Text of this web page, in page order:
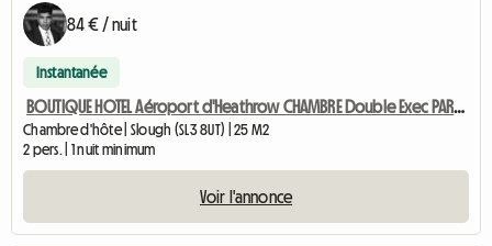
84 € / nuit
Instantanée
BOUTIQUE HOTEL Aéroport d'Heathrow CHAMBRE Double Exec PARKING GRATUIT
Chambre d'hôte | Slough (SL3 8UT) | 25 M2
2 pers. | 1 nuit minimum
Voir l'annonce